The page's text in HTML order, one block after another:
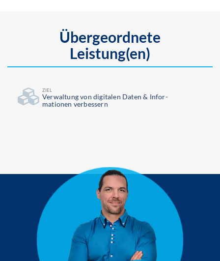
Übergeordnete
Leistung(en)
ZIEL
Ver­waltung von digitalen Daten & Infor­
mationen verbessern